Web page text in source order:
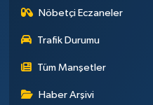
Nöbetçi Eczaneler
Trafik Durumu
Tüm Manşetler
Haber Arşivi